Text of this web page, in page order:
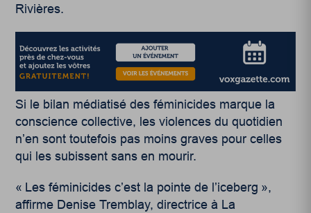
Rivières.
Si le bilan médiatisé des féminicides marque la
conscience collective, les violences du quotidien
n’en sont toutefois pas moins graves pour celles
qui les subissent sans en mourir.
« Les féminicides c’est la pointe de l’iceberg »,
affirme Denise Tremblay, directrice à La